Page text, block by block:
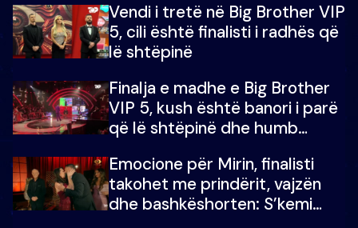
Vendi i tretë në Big Brother VIP
5, cili është finalisti i radhës që
lë shtëpinë
Finalja e madhe e Big Brother
VIP 5, kush është banori i parë
që lë shtëpinë dhe humb
çmimin e madh
Emocione për Mirin, finalisti
takohet me prindërit, vajzën
dhe bashkëshorten: S’kemi